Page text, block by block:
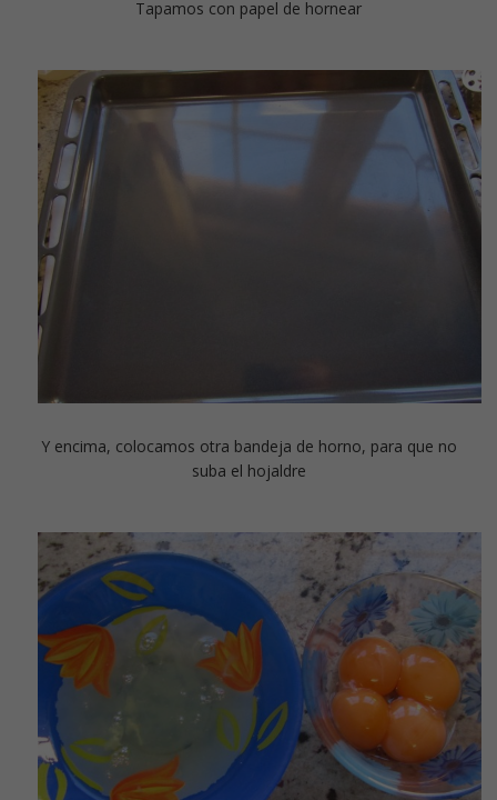
Tapamos con papel de hornear
Y encima, colocamos otra bandeja de horno, para que no
suba el hojaldre